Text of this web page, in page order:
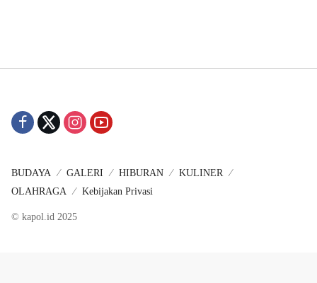
BUDAYA GALERI HIBURAN
KULINER
OLAHRAGA
Kebijakan Privasi
© kapol.id 2025